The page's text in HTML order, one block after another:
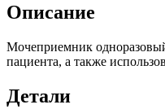
Описание
Мочеприемник
пациента, а также
Детали